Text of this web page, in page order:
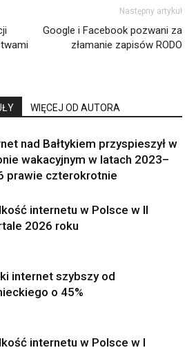
Następny artykuł
Google i Facebook pozwani za
złamanie zapisów RODO
WIĘCEJ OD AUTORA
nad Bałtykiem przyspieszył w
wakacyjnym w latach 2023–
prawie czterokrotnie
internetu w Polsce w II
2026 roku
internet szybszy od
o 45%
internetu w Polsce w I